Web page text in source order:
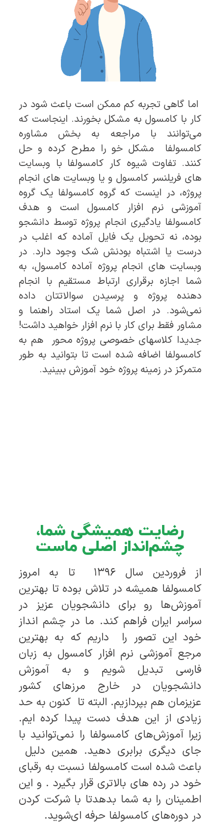
اما گاهی تجربه کم ممکن است باعث شود در
کار با کامسول به مشکل بخورند. اینجاست که
می‌توانند با مراجعه به بخش مشاوره
کامسولفا مشکل خو را مطرح کرده و حل
کنند. تفاوت شیوه کار کامسولفا با وبسایت
های فریلنسر کامسول و یا وبسایت های انجام
پروژه، در اینست که گروه کامسولفا یک گروه
آموزشی نرم افزار کامسول است و هدف
کامسولفا یادگیری انجام پروژه توسط دانشجو
بوده، نه تحویل یک فایل آماده که اغلب در
درست یا اشتباه بودنش شک وجود دارد. در
وبسایت های انجام پروژه آماده کامسول، به
شما اجازه برقراری ارتباط مستقیم با انجام
دهنده پروژه و پرسیدن سوالاتتان داده
نمی‌شود. در اصل شما یک استاد راهنما و
مشاور فقط برای کار با نرم افزار خواهید داشت!
جدیدا کلاسهای خصوصی پروژه محور هم به
کامسولفا اضافه شده است تا بتوانید به طور
متمرکز در زمینه پروژه خود آموزش ببینید.
رضایت همیشگی شما،
چشم‌انداز اصلی ماست
از فروردین سال ۱۳۹۶ تا به امروز
کامسولفا همیشه در تلاش بوده تا بهترین
آموزش‌ها رو برای دانشجویان عزیز در
سراسر ایران فراهم کند. ما در چشم انداز
خود این تصور را داریم که به بهترین
مرجع آموزشی نرم افزار کامسول به زبان
فارسی تبدیل شویم و به آموزش
دانشجویان در خارج مرزهای کشور
عزیزمان هم بپردازیم. البته تا کنون به حد
زیادی از این هدف دست پیدا کرده ایم.
زیرا آموزش‌های کامسولفا را نمی‌توانید با
جای دیگری برابری دهید. همین دلیل
باعث شده است کامسولفا نسبت به رقبای
خود در رده های بالاتری قرار بگیرد . و این
اطمینان را به شما بدهدتا با شرکت کردن
در دوره‌های کامسولفا حرفه ای‌شوید.